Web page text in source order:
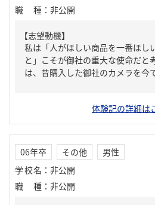
職種 ： 非公開
【志望動機】
私は「人がほしい商品を一番ほし
と」こそが御社の重大な使命だと
は、昔購入した御社のカメラを今
体験記の詳細は
06年卒 その他
男性
学校名 ： 非公開
職種 ： 非公開